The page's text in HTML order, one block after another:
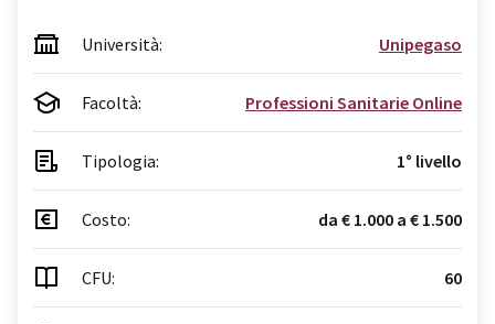
Università: Unipegaso
Facoltà: Professioni Sanitarie Online
Tipologia: 1° livello
Costo: da € 1.000 a € 1.500
CFU: 60